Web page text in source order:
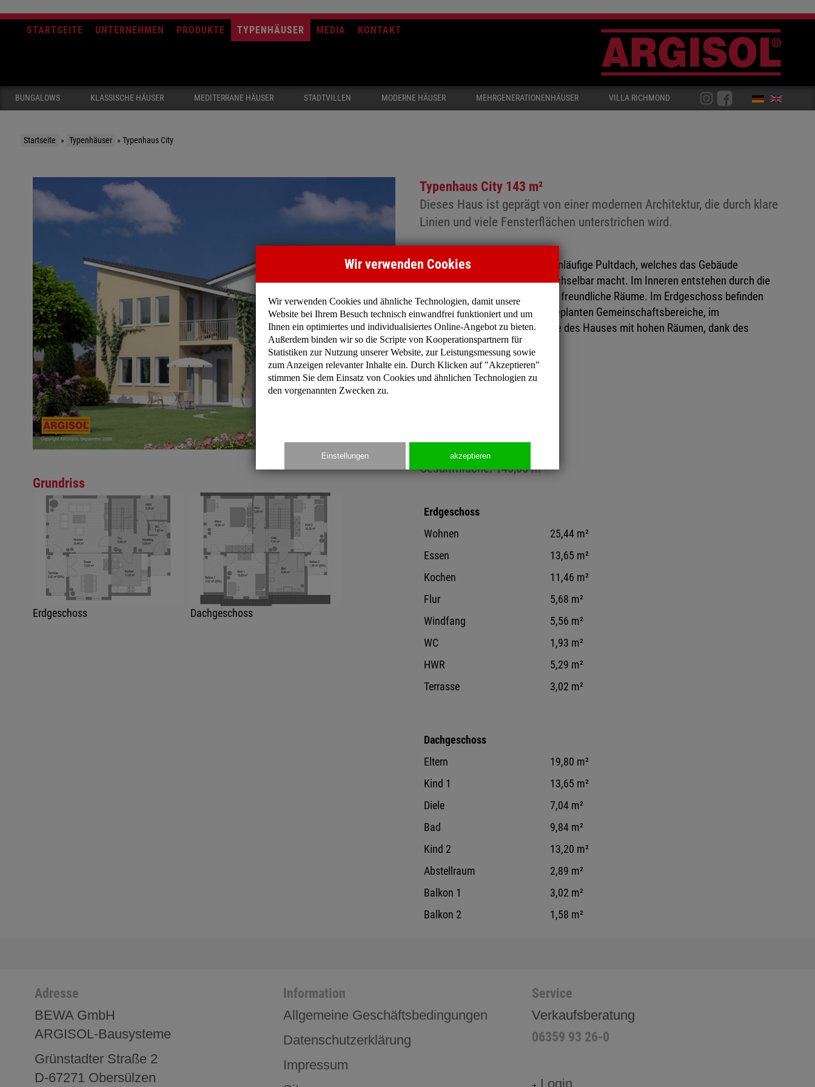
STARTSEITE UNTERNEHMEN PRODUKTE TYPENHÄUSER MEDIA KONTAKT
BUNGALOWS KLASSISCHE HÄUSER MEDITERRANE HÄUSER STADTVILLEN MODERNE HÄUSER MEHRGENERATIONENHÄUSER VILLA RICHMOND
Startseite » Typenhäuser »Typenhaus City
Grundriss
Erdgeschoss Dachgeschoss
Typenhaus City 143 m²
Dieses Haus ist geprägt von einer modernen Architektur, die durch klare
Linien und viele Fensterflächen unterstrichen wird.
Eine Besonderheit ist das gegenläufige Pultdach, welches das Gebäude
außergewöhnlich und unverwechselbar macht. Im Inneren entstehen durch die
vielen Fensterflächen helle und freundliche Räume. Im Erdgeschoss befinden
sich die großzügig und offen geplanten Gemeinschaftsbereiche, im
Dachgeschoss die private Zone des Hauses mit hohen Räumen, dank des
Pultdaches.
Gesamtfläche: 143,05 m²
Erdgeschoss
Wohnen
25,44 m²
Essen
13,65 m²
Kochen
11,46 m²
Flur
5,68 m²
Windfang
5,56 m²
WC
1,93 m²
HWR
5,29 m²
Terrasse
3,02 m²
Dachgeschoss
Eltern
19,80 m²
Kind 1
13,65 m²
Diele
7,04 m²
Bad
9,84 m²
Kind 2
13,20 m²
Abstellraum
2,89 m²
Balkon 1
3,02 m²
Balkon 2
1,58 m²
Adresse
BEWA GmbH
ARGISOL-Bausysteme
Grünstadter Straße 2
D-67271 Obersülzen
Information
Allgemeine Geschäftsbedingungen
Datenschutzerklärung
Impressum
Service
Verkaufsberatung
06359 93 26-0
Login
Wir verwenden Cookies
Wir verwenden Cookies und ähnliche Technologien, damit unsere
Website bei Ihrem Besuch technisch einwandfrei funktioniert und um
Ihnen ein optimiertes und individualisiertes Online-Angebot zu bieten.
Außerdem binden wir so die Scripte von Kooperationspartnern für
Statistiken zur Nutzung unserer Website, zur Leistungsmessung sowie
zum Anzeigen relevanter Inhalte ein. Durch Klicken auf "Akzeptieren"
stimmen Sie dem Einsatz von Cookies und ähnlichen Technologien zu
den vorgenannten Zwecken zu.
Einstellungen akzeptieren